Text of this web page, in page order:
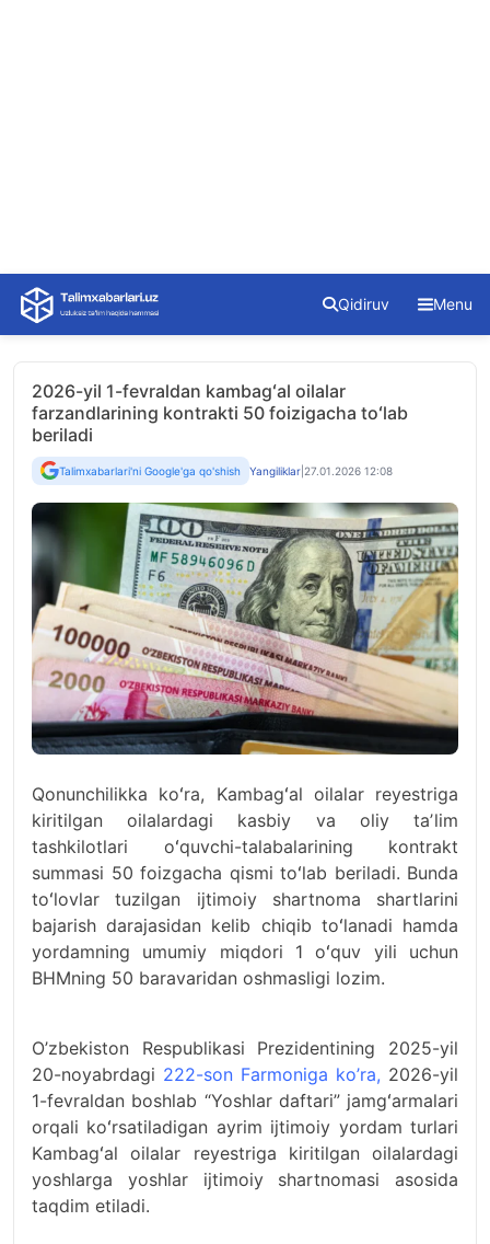
Skip
content
Qidiruv Menu
2026-yil 1-fevraldan kambagʻal oilalar
farzandlarining kontrakti 50 foizigacha toʻlab
beriladi
Talimxabarlari'ni Google'ga qo'shish Yangiliklar 27.01.2026 12:08
Qonunchilikka koʻra, Kambagʻal oilalar reyestriga
kiritilgan oilalardagi kasbiy va oliy taʼlim
tashkilotlari oʻquvchi-talabalarining kontrakt
summasi 50 foizgacha qismi toʻlab beriladi. Bunda
toʻlovlar tuzilgan ijtimoiy shartnoma shartlarini
bajarish darajasidan kelib chiqib toʻlanadi hamda
yordamning umumiy miqdori 1 oʻquv yili uchun
BHMning 50 baravaridan oshmasligi lozim.
O’zbekiston Respublikasi Prezidentining 2025-yil
20-noyabrdagi 222-son Farmoniga ko’ra, 2026-yil
1-fevraldan boshlab “Yoshlar daftari” jamgʻarmalari
orqali koʻrsatiladigan ayrim ijtimoiy yordam turlari
Kambagʻal oilalar reyestriga kiritilgan oilalardagi
yoshlarga yoshlar ijtimoiy shartnomasi asosida
taqdim etiladi.